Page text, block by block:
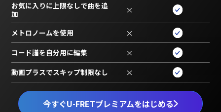
今すぐU-FRETプレミアムをはじめる
お気に入りに上限なしで曲を追
加
×
メトロノームを使用 ×
コード譜を自分用に編集 ×
動画プラスでスキップ制限なし ×